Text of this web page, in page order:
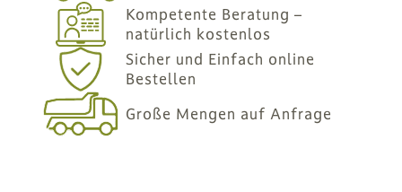
Kompetente Beratung –
natürlich kostenlos
Sicher und Einfach online
Bestellen
Große Mengen auf Anfrage